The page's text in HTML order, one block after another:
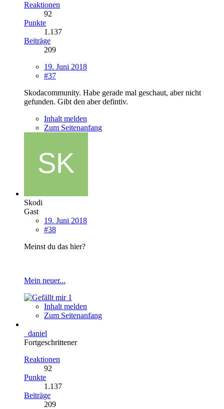
Reaktionen
92
Punkte
1.137
Beiträge
209
19. Juni 2018
#37
Skodacommunity. Habe gerade mal geschaut, aber nicht
gefunden. Gibt den aber defintiv.
Inhalt melden
Zum Seitenanfang
Skodi
Gast
19. Juni 2018
#38
Meinst du das hier?
Mein neuer...
1
Inhalt melden
Zum Seitenanfang
_daniel
Fortgeschrittener
Reaktionen
92
Punkte
1.137
Beiträge
209